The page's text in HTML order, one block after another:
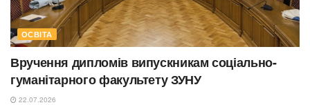
ОСВІТА
Вручення дипломів випускникам соціально-
гуманітарного факультету ЗУНУ
22.07.2026